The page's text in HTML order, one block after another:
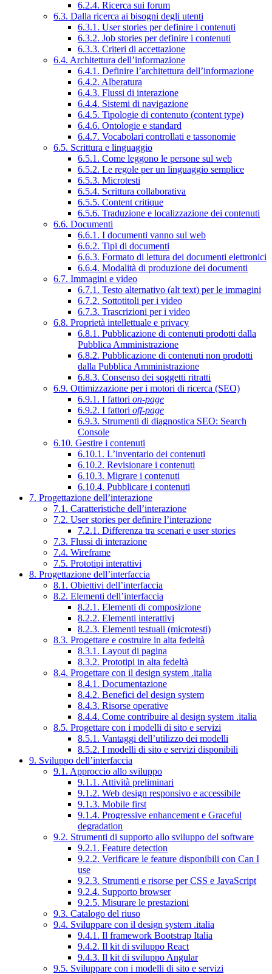
6.2.4. Ricerca sui forum
6.3. Dalla ricerca ai bisogni degli utenti
6.3.1. User stories per definire i contenuti
6.3.2. Job stories per definire i contenuti
6.3.3. Criteri di accettazione
6.4. Architettura dell’informazione
6.4.1. Definire l’architettura dell’informazione
6.4.2. Alberatura
6.4.3. Flussi di interazione
6.4.4. Sistemi di navigazione
6.4.5. Tipologie di contenuto (content type)
6.4.6. Ontologie e standard
6.4.7. Vocabolari controllati e tassonomie
6.5. Scrittura e linguaggio
6.5.1. Come leggono le persone sul web
6.5.2. Le regole per un linguaggio semplice
6.5.3. Microtesti
6.5.4. Scrittura collaborativa
6.5.5. Content critique
6.5.6. Traduzione e localizzazione dei contenuti
6.6. Documenti
6.6.1. I documenti vanno sul web
6.6.2. Tipi di documenti
6.6.3. Formato di lettura dei documenti elettronici
6.6.4. Modalità di produzione dei documenti
6.7. Immagini e video
6.7.1. Testo alternativo (alt text) per le immagini
6.7.2. Sottotitoli per i video
6.7.3. Trascrizioni per i video
6.8. Proprietà intellettuale e privacy
6.8.1. Pubblicazione di contenuti prodotti dalla
Pubblica Amministrazione
6.8.2. Pubblicazione di contenuti non prodotti
dalla Pubblica Amministrazione
6.8.3. Consenso dei soggetti ritratti
6.9. Ottimizzazione per i motori di ricerca (SEO)
6.9.1. I fattori on-page
6.9.2. I fattori off-page
6.9.3. Strumenti di diagnostica SEO: Search
Console
6.10. Gestire i contenuti
6.10.1. L’inventario dei contenuti
6.10.2. Revisionare i contenuti
6.10.3. Migrare i contenuti
6.10.4. Pubblicare i contenuti
7. Progettazione dell’interazione
7.1. Caratteristiche dell’interazione
7.2. User stories per definire l’interazione
7.2.1. Differenza tra scenari e user stories
7.3. Flussi di interazione
7.4. Wireframe
7.5. Prototipi interattivi
8. Progettazione dell’interfaccia
8.1. Obiettivi dell’interfaccia
8.2. Elementi dell’interfaccia
8.2.1. Elementi di composizione
8.2.2. Elementi interattivi
8.2.3. Elementi testuali (microtesti)
8.3. Progettare e costruire in alta fedeltà
8.3.1. Layout di pagina
8.3.2. Prototipi in alta fedeltà
8.4. Progettare con il design system .italia
8.4.1. Documentazione
8.4.2. Benefici del design system
8.4.3. Risorse operative
8.4.4. Come contribuire al design system .italia
8.5. Progettare con i modelli di sito e servizi
8.5.1. Vantaggi dell’utilizzo dei modelli
8.5.2. I modelli di sito e servizi disponibili
9. Sviluppo dell’interfaccia
9.1. Approccio allo sviluppo
9.1.1. Attività preliminari
9.1.2. Web design responsivo e accessibile
9.1.3. Mobile first
9.1.4. Progressive enhancement e Graceful
degradation
9.2. Strumenti di supporto allo sviluppo del software
9.2.1. Feature detection
9.2.2. Verificare le feature disponibili con Can I
use
9.2.3. Strumenti e risorse per CSS e JavaScript
9.2.4. Supporto browser
9.2.5. Misurare le prestazioni
9.3. Catalogo del riuso
9.4. Sviluppare con il design system .italia
9.4.1. Il framework Bootstrap Italia
9.4.2. Il kit di sviluppo React
9.4.3. Il kit di sviluppo Angular
9.5. Sviluppare con i modelli di sito e servizi